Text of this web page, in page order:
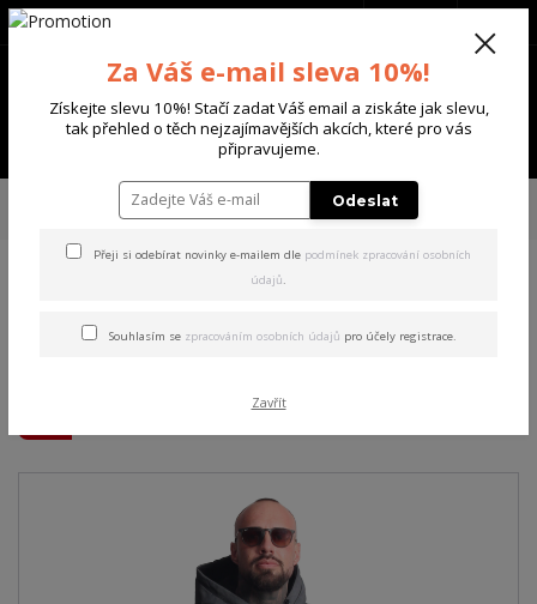
Menu
+420 702 136 620
MIKINY
Yakuza pánská mikina s kapucí Winners Allover
kapucí Winners Allover
Za Váš e-mail sleva 10%!
Získejte slevu 10%! Stačí zadat Váš email a ziskáte jak slevu,
tak přehled o těch nejzajímavějších akcích, které pro vás
připravujeme.
Odeslat
Přeji si odebírat novinky e-mailem dle podmínek zpracování osobních
údajů.
Souhlasím se zpracováním osobních údajů pro účely registrace.
Zavřít